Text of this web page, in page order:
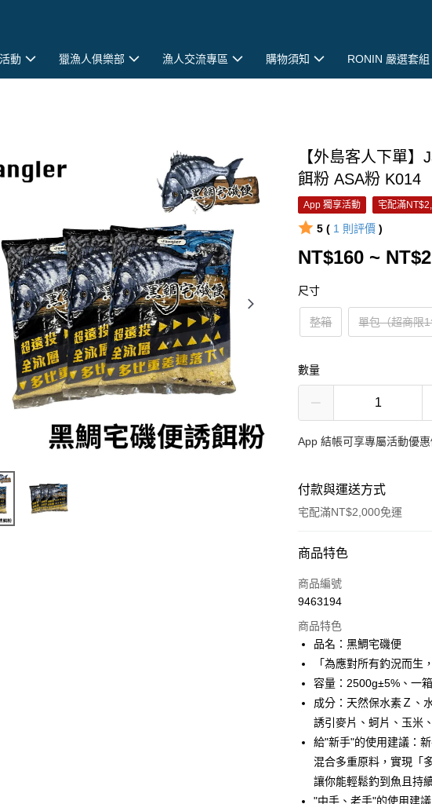
動 獵漁人俱樂部 漁人交流專區 購物須知 RONIN 嚴選套組
【外島客人下單
餌粉 ASA粉 K014
App 獨享活動 宅配滿
5 ( 1 則評價 )
NT$160 ~
尺寸
整箱 單包（超商限
數量
App 結帳可享專屬活動優惠
付款與運送方式
宅配滿NT$2,000免運
付款方式
信用卡一次付款
3 期 0 利率 每期
合作金庫商業銀行
華南商業銀行
國泰世華商業銀行
臺灣中小企業銀行
匯豐（台灣）商業銀行
聯邦商業銀行
元大商業銀行
Apple Pay
悠遊付
相關說明
【大哥付你分期使用說明】
1.本服務由台灣大哥大提供，
AFTEE先享後付
商品特色
商品編號
9463194
商品特色
品名：黑鯛宅磯便
「為應對所有釣況而生
容量：2500g±5%、一
成分：天然保水素Ｚ、
誘引麥片、蚵片、玉米
給"新手"的使用建議：
混合多重原料，實現「
讓你能輕鬆釣到魚且持
"中手、老手"的使用建